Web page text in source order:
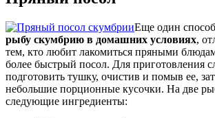
Еще один
рыбу скумбрию в домашних условиях,
тем, кто любит лакомиться пряными
более быстрый посол. Для приготовления
подготовить тушку, очистив и помыв ее,
небольшие порционные кусочки. На две
следующие ингредиенты: